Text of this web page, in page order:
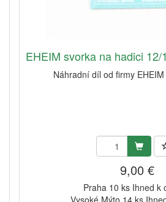
EHEIM svorka na hadici
Náhradní díl od firmy
9,00 €
Praha 10 ks Ihned k